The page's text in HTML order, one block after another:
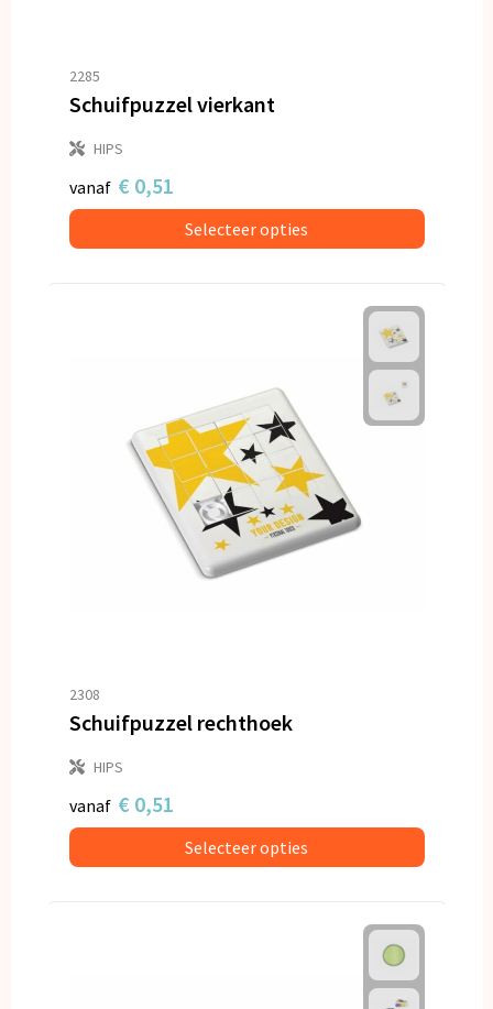
2285
Schuifpuzzel vierkant
HIPS
vanaf € 0,51
Selecteer opties
2308
Schuifpuzzel rechthoek
HIPS
vanaf € 0,51
Selecteer opties